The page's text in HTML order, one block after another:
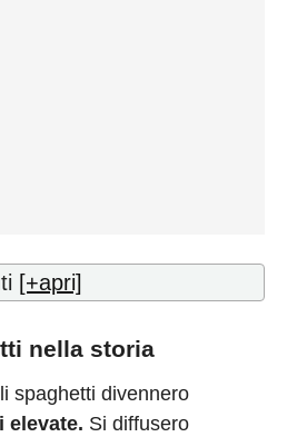
[+apri]
nella storia
spaghetti divennero
elevate. Si diffusero